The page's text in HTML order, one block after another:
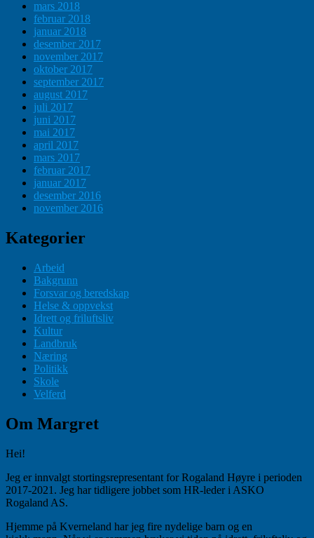
mars 2018
februar 2018
januar 2018
desember 2017
november 2017
oktober 2017
september 2017
august 2017
juli 2017
juni 2017
mai 2017
april 2017
mars 2017
februar 2017
januar 2017
desember 2016
november 2016
Kategorier
Arbeid
Bakgrunn
Forsvar og beredskap
Helse & oppvekst
Idrett og friluftsliv
Kultur
Landbruk
Næring
Politikk
Skole
Velferd
Om Margret
Hei!
Jeg er innvalgt stortingsrepresentant for Rogaland Høyre i perioden
2017-2021. Jeg har tidligere jobbet som HR-leder i ASKO
Rogaland AS.
Hjemme på Kverneland har jeg fire nydelige barn og en